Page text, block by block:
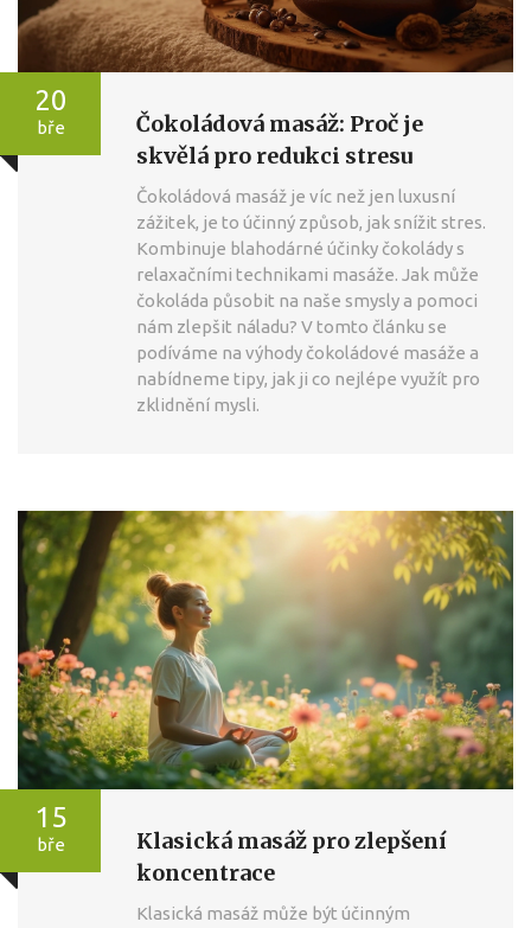
20
bře
Čokoládová masáž: Proč je
skvělá pro redukci stresu
Čokoládová masáž je víc než jen luxusní
zážitek, je to účinný způsob, jak snížit stres.
Kombinuje blahodárné účinky čokolády s
relaxačními technikami masáže. Jak může
čokoláda působit na naše smysly a pomoci
nám zlepšit náladu? V tomto článku se
podíváme na výhody čokoládové masáže a
nabídneme tipy, jak ji co nejlépe využít pro
zklidnění mysli.
15
bře
Klasická masáž pro zlepšení
koncentrace
Klasická masáž může být účinným